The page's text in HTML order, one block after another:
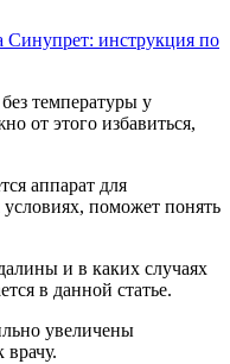
Синупрет: инструкция по
температуры у
от этого избавиться,
аппарат для
поможет понять
и в каких случаях
в данной статье.
увеличены